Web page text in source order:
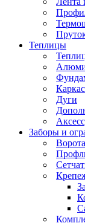
Теплицы
Дуги
Заборы и